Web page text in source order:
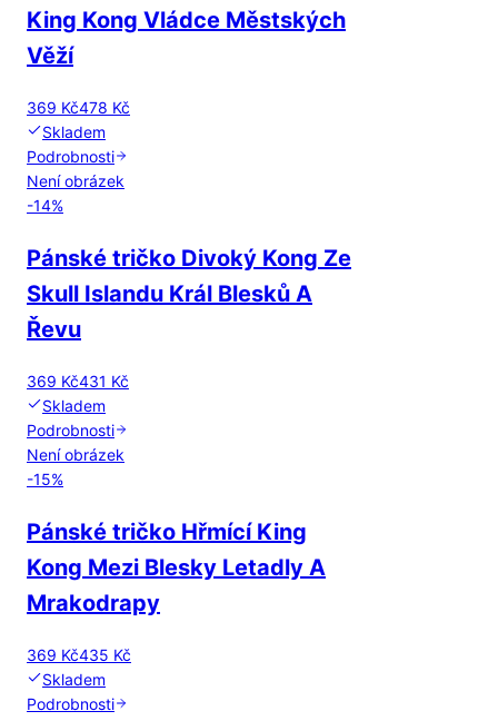
King Kong Vládce Městských
Věží
369 Kč478 Kč
Skladem
Podrobnosti
Není obrázek
-14%
Pánské tričko Divoký Kong Ze
Skull Islandu Král Blesků A
Řevu
369 Kč431 Kč
Skladem
Podrobnosti
Není obrázek
-15%
Pánské tričko Hřmící King
Kong Mezi Blesky Letadly A
Mrakodrapy
369 Kč435 Kč
Skladem
Podrobnosti